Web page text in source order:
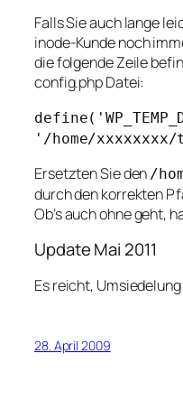
Falls Sie auch lange
inode-Kunde noch
die folgende Zeile
config.php Datei:
'/home/
Ersetzten Sie den /
durch den korrekten
Ob’s auch ohne geht,
Update Mai 2011
Es reicht,
28. April 2009